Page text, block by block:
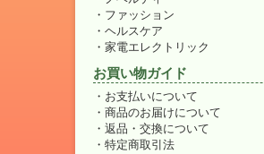
ファッション
ヘルスケア
家電エレクトリック
お買い物ガイド
お支払いについて
商品のお届けについて
返品・交換について
特定商取引法